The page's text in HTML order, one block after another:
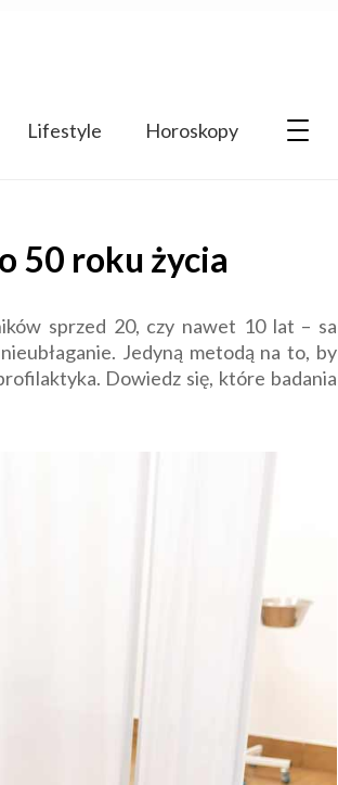
Lifestyle Horoskopy
50 roku życia
sprzed 20, czy nawet 10 lat – sa
Jedyną metodą na to, by
Dowiedz się, które badania